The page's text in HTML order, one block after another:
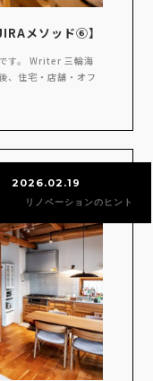
メソッド⑥】
す。 Writer 三輪海
、住宅・店舗・オフ
2026.02.19
リノベーションのヒント